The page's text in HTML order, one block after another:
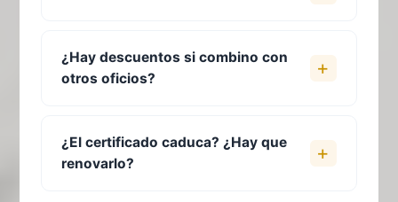
¿Hay descuentos si combino con
otros oficios?
¿El certificado caduca? ¿Hay que
renovarlo?